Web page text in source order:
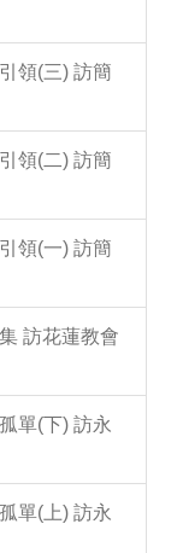
領(三) 訪簡
領(二) 訪簡
領(一) 訪簡
訪花蓮教會
單(下) 訪永
單(上) 訪永